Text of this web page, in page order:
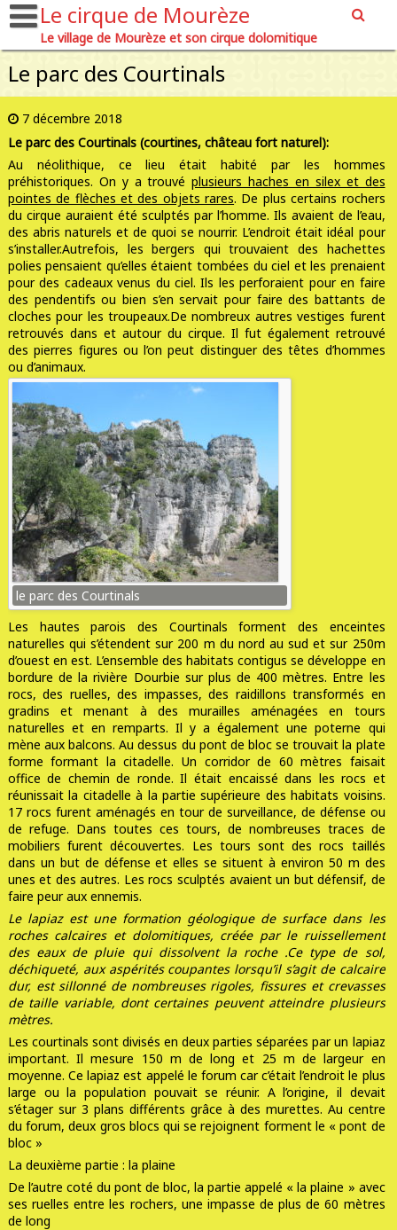
Le cirque de Mourèze
Le village de Mourèze et son cirque dolomitique
Le parc des Courtinals
7 décembre 2018
Le parc des Courtinals (courtines, château fort naturel):
Au néolithique, ce lieu était habité par les hommes
préhistoriques. On y a trouvéplusieurs haches en silex et des
pointes de flèches et des objets rares. De plus certains rochers
du cirque auraient été sculptés par l’homme. Ils avaient de l’eau,
des abris naturels et de quoi se nourrir. L’endroit était idéal pour
s’installer.Autrefois, les bergers qui trouvaient des hachettes
polies pensaient qu’elles étaient tombées du ciel et les prenaient
pour des cadeaux venus du ciel. Ils les perforaient pour en faire
des pendentifs ou bien s’en servait pour faire des battants de
cloches pour les troupeaux.De nombreux autres vestiges furent
retrouvés dans et autour du cirque. Il fut également retrouvé
des pierres figures ou l’on peut distinguer des têtes d’hommes
ou d’animaux.
le parc des Courtinals
Les hautes parois des Courtinals forment des enceintes
naturelles qui s’étendent sur 200 m du nord au sud et sur 250m
d’ouest en est. L’ensemble des habitats contigus se développe en
bordure de la rivière Dourbie sur plus de 400 mètres. Entre les
rocs, des ruelles, des impasses, des raidillons transformés en
gradins et menant à des murailles aménagées en tours
naturelles et en remparts. Il y a également une poterne qui
mène aux balcons. Au dessus du pont de bloc se trouvait la plate
forme formant la citadelle. Un corridor de 60 mètres faisait
office de chemin de ronde. Il était encaissé dans les rocs et
réunissait la citadelle à la partie supérieure des habitats voisins.
17 rocs furent aménagés en tour de surveillance, de défense ou
de refuge. Dans toutes ces tours, de nombreuses traces de
mobiliers furent découvertes. Les tours sont des rocs taillés
dans un but de défense et elles se situent à environ 50 m des
unes et des autres. Les rocs sculptés avaient un but défensif, de
faire peur aux ennemis.
Le lapiazest une formation géologiquede surface dans les
roches calcaireset dolomitiques, créée par le ruissellement
des eaux de pluie qui dissolvent la roche .Ce type de sol,
déchiqueté, aux aspérités coupantes lorsqu’il s’agit de calcaire
dur, est sillonné de nombreuses rigoles, fissures et crevasses
de taille variable, dont certaines peuvent atteindre plusieurs
mètres.
Les courtinals sont divisés en deux parties séparées par un lapiaz
important. Il mesure 150 m de long et 25 m de largeur en
moyenne. Ce lapiaz est appelé le forum car c’était l’endroit le plus
large ou la population pouvait se réunir. A l’origine, il devait
s’étager sur 3 plans différents grâce à des murettes. Au centre
du forum, deux gros blocs qui se rejoignent forment le « pont de
bloc »
La deuxième partie : la plaine
De l’autre coté du pont de bloc, la partie appelé « la plaine » avec
ses ruelles entre les rochers, une impasse de plus de 60 mètres
de long